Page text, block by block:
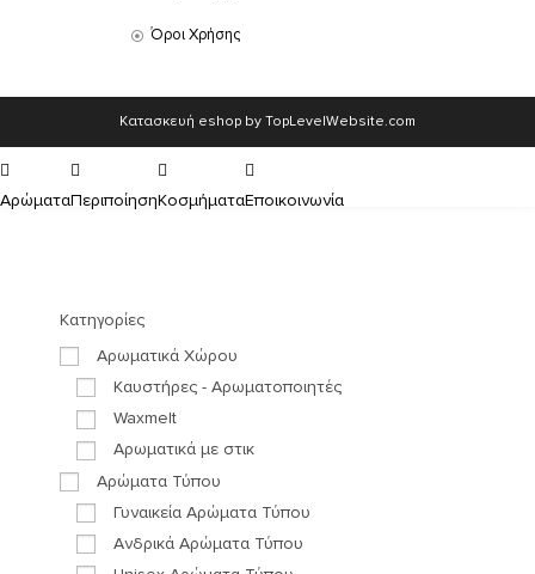
Όροι Χρήσης
Κατασκευή eshop by TopLevelWebsite.com
ΑρώματαΠεριποίησηΚοσμήματαΕποικοινωνία
Κατηγορίες
Αρωματικά Χώρου
Καυστήρες - Αρωματοποιητές
Waxmelt
Αρωματικά με στικ
Αρώματα Τύπου
Γυναικεία Αρώματα Τύπου
Ανδρικά Αρώματα Τύπου